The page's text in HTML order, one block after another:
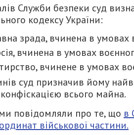
Служби безпеки суд
кодексу України:
зрада, вчинена в умовах
вчинена в умовах
вчинене в умовах
суд призначив йому
всього майна.
повідомляли про те, що в
військової частини.